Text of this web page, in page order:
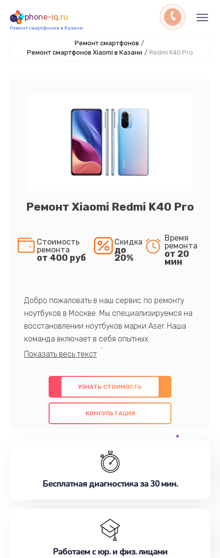
phone-iq.ru
Ремонт смартфонов в Казани
Ремонт смартфонов /
Ремонт смартфонов Xiaomi в Казани / Redmi K40 Pro
Ремонт Xiaomi Redmi K40 Pro
Стоимость
ремонта
от 400 руб
Скидка
до
20%
Время
ремонта
от 20
мин
Добро пожаловать в наш сервис по ремонту
ноутбуков в Москве. Мы специализируемся на
восстановлении ноутбуков марки Aser. Наша
команда включает в себя опытных
профессионалов с обширными знаниями и
предлагаем быстрый и качественный ремонт с
использованием оригинальных компонентов, а
также гарантируем качество всех
проведенных работ. Наша цель - предоставить
наилучшим образом. Не медлите записаться на
УЗНАТЬ СТОИМОСТЬ
КОНСУЛЬТАЦИЯ
Бесплатная диагностика за 30 мин.
Работаем с юр. и физ. лицами